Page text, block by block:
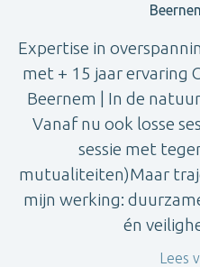
Expertise in
met + 15 jaar ervaring
Beernem | In de
Vanaf nu ook losse
sessie met
mutualiteiten)Maar
mijn werking:
én
Lees